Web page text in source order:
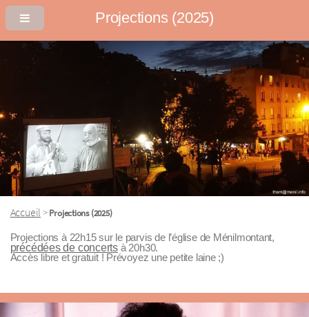
Projections (2025)
Accueil >Projections (2025)
Projections à 22h15 sur le parvis de l’église de Ménilmontant,
précédées de concerts à 20h30.
Accès libre et gratuit ! Prévoyez une petite laine ;)